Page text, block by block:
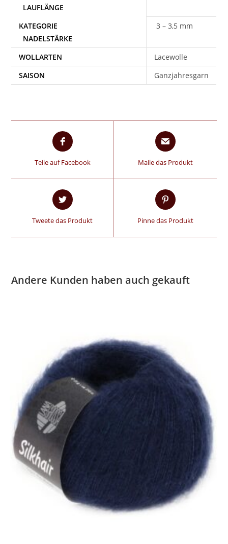
3 – 3,5 mm
WOLLARTEN
Lacewolle
SAISON
Ganzjahresgarn
Teile auf Facebook Maile das Produkt
Tweete das Produkt Pinne das Produkt
Andere Kunden haben auch gekauft